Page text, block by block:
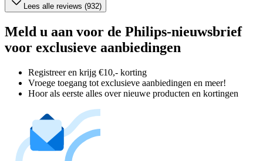
Lees alle reviews (932)
Meld u aan voor de Philips-nieuwsbrief
voor exclusieve aanbiedingen
Registreer en krijg €10,- korting
Vroege toegang tot exclusieve aanbiedingen en meer!
Hoor als eerste alles over nieuwe producten en kortingen